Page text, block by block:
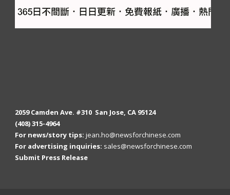
2059 Camden Ave. #310 San Jose, CA 95124
(408) 315-4964
For news/story tips: jean.ho@newsforchinese.com
For advertising inquiries: sales@newsforchinese.com
Submit Press Release